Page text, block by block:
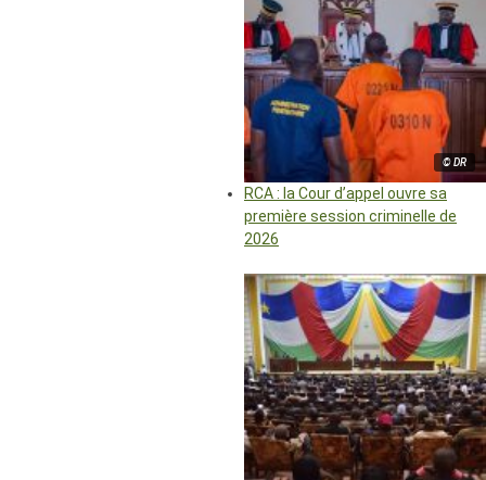
© DR
RCA : la Cour d’appel ouvre sa
première session criminelle de
2026